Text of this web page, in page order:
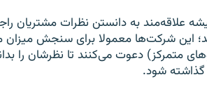
علاقه‌مند به دانستن نظرات مشتریان
این شرکت‌ها معمولا برای سنجش
متمرکز) دعوت می‌کنند تا نظرشان را
شود.